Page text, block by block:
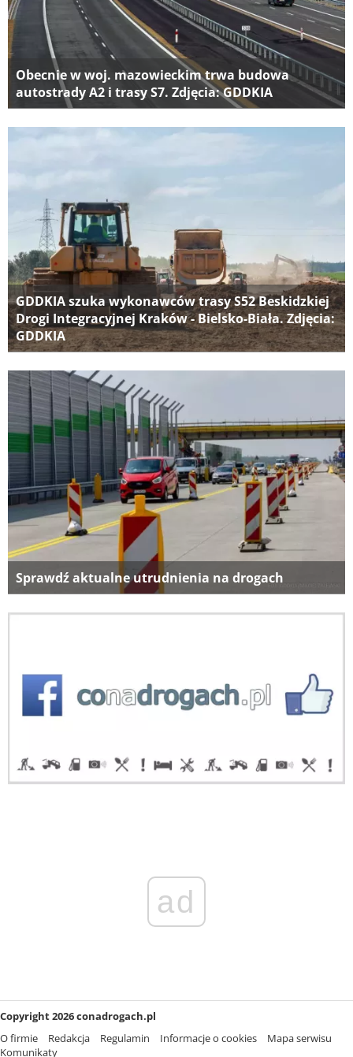
Obecnie w woj. mazowieckim trwa budowa
autostrady A2 i trasy S7. Zdjęcia: GDDKIA
GDDKIA szuka wykonawców trasy S52 Beskidzkiej
Drogi Integracyjnej Kraków - Bielsko-Biała. Zdjęcia:
GDDKIA
Sprawdź aktualne utrudnienia na drogach
ad
Copyright 2026 conadrogach.pl
O firmie
Redakcja Regulamin Informacje o cookies
Mapa serwisu
Komunikaty